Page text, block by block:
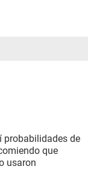
probabilidades de
que
usaron